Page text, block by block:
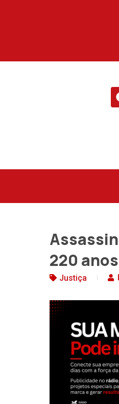
220
Justiça